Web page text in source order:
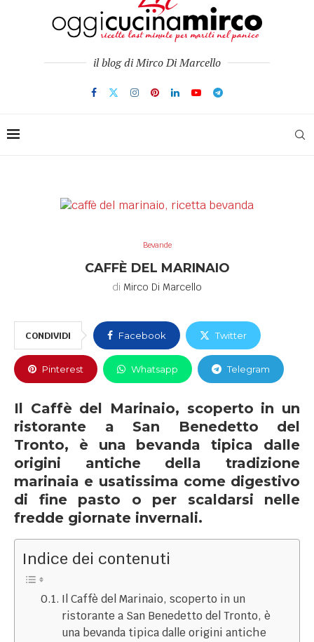
il blog di Mirco Di Marcello
Bevande
CAFFÈ DEL MARINAIO
di Mirco Di Marcello
CONDIVIDI Facebook Twitter
Pinterest Whatsapp Telegram
Il Caffè del Marinaio, scoperto in un
ristorante a San Benedetto del
Tronto, è una bevanda tipica dalle
origini antiche della tradizione
marinaia e usatissima come digestivo
di fine pasto o per scaldarsi nelle
fredde giornate invernali.
Indice dei contenuti
Il Caffè del Marinaio, scoperto in un
ristorante a San Benedetto del Tronto, è
una bevanda tipica dalle origini antiche